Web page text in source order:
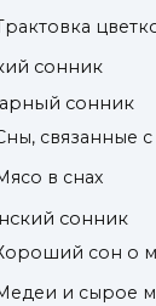
сонник
сонник
связанные
в снах
сонник
сон о
и сырое